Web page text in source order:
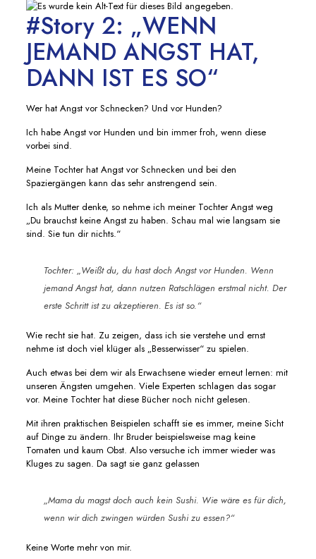
#Story 2: „WENN
JEMAND ANGST HAT,
DANN IST ES SO“
Wer hat Angst vor Schnecken? Und vor Hunden?
Ich habe Angst vor Hunden und bin immer froh, wenn diese
vorbei sind.
Meine Tochter hat Angst vor Schnecken und bei den
Spaziergängen kann das sehr anstrengend sein.
Ich als Mutter denke, so nehme ich meiner Tochter Angst weg
„Du brauchst keine Angst zu haben. Schau mal wie langsam sie
sind. Sie tun dir nichts.“
Tochter: „Weißt du, du hast doch Angst vor Hunden. Wenn
jemand Angst hat, dann nutzen Ratschlägen erstmal nicht. Der
erste Schritt ist zu akzeptieren. Es ist so.“
Wie recht sie hat. Zu zeigen, dass ich sie verstehe und ernst
nehme ist doch viel klüger als „Besserwisser“ zu spielen.
Auch etwas bei dem wir als Erwachsene wieder erneut lernen: mit
unseren Ängsten umgehen. Viele Experten schlagen das sogar
vor. Meine Tochter hat diese Bücher noch nicht gelesen.
Mit ihren praktischen Beispielen schafft sie es immer, meine Sicht
auf Dinge zu ändern. Ihr Bruder beispielsweise mag keine
Tomaten und kaum Obst. Also versuche ich immer wieder was
Kluges zu sagen. Da sagt sie ganz gelassen
„Mama du magst doch auch kein Sushi. Wie wäre es für dich,
wenn wir dich zwingen würden Sushi zu essen?“
Keine Worte mehr von mir.